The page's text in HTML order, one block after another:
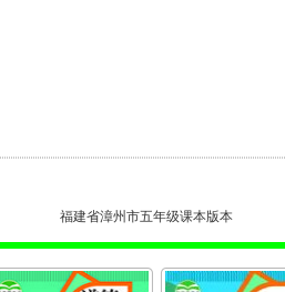
福建省漳州市五年级课本版本